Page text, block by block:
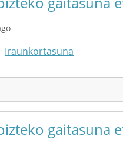
Iraunkortasuna
gaitasuna